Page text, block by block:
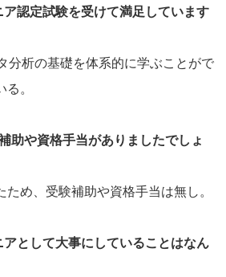
認定試験を受けて満足しています
分析の基礎を体系的に学ぶことがで
。
助や資格手当がありましたでしょ
め、受験補助や資格手当は無し。
として大事にしていることはなん